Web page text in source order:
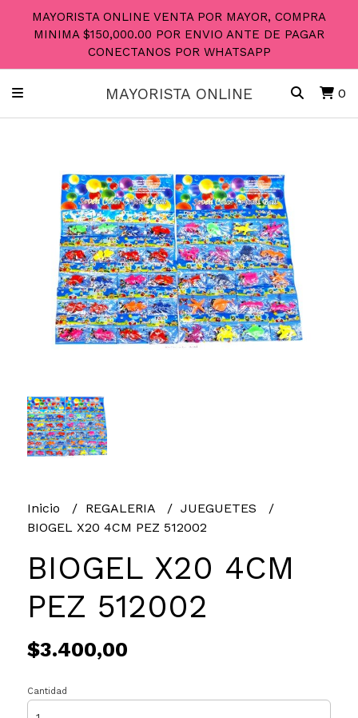
MAYORISTA ONLINE VENTA POR MAYOR, COMPRA
MINIMA $150,000.00 POR ENVIO ANTE DE PAGAR
CONECTANOS POR WHATSAPP
MAYORISTA ONLINE 0
Inicio REGALERIA
JUEGUETES
BIOGEL X20 4CM PEZ 512002
BIOGEL X20 4CM
PEZ 512002
$3.400,00
Cantidad